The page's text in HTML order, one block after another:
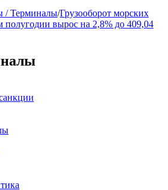
/ Терминалы/Грузооборот морских
полугодии вырос на 2,8% до 409,04